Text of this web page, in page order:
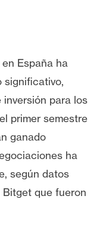
España ha
significativo,
para los
primer semestre
ganado
ha
según datos
que fueron